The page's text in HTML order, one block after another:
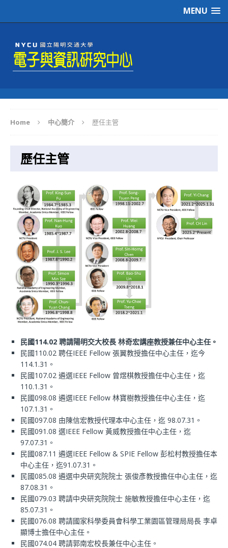
MENU
Home 中心簡介 歷任主管
歷任主管
民國114.02 聘請陽明交大校長 林奇宏講座教授兼任中心主任。
民國110.02 聘任IEEE Fellow 張翼教授擔任中心主任，迄今
114.1.31。
民國107.02 遴選IEEE Fellow 曾煜棋教授擔任中心主任，迄
110.1.31。
民國098.08 遴選IEEE Fellow 林寶樹教授擔任中心主任，迄
107.1.31。
民國097.08 由陳信宏教授代理本中心主任，迄 98.07.31。
民國091.08 選IEEE Fellow 黃威教授擔任中心主任，迄
97.07.31。
民國087.11 遴選IEEE Fellow & SPIE Fellow 彭松村教授擔任本
中心主任，迄91.07.31。
民國085.08 遴選中央研究院院士 張俊彥教授擔任中心主任，迄
87.08.31。
民國079.03 聘請中央研究院院士 施敏教授擔任中心主任，迄
85.07.31。
民國076.08 聘請國家科學委員會科學工業園區管理局局長 李卓
顯博士擔任中心主任。
民國074.04 聘請郭南宏校長兼任中心主任。